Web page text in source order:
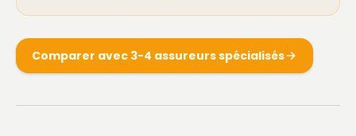
Comparer avec 3-4 assureurs spécialisés